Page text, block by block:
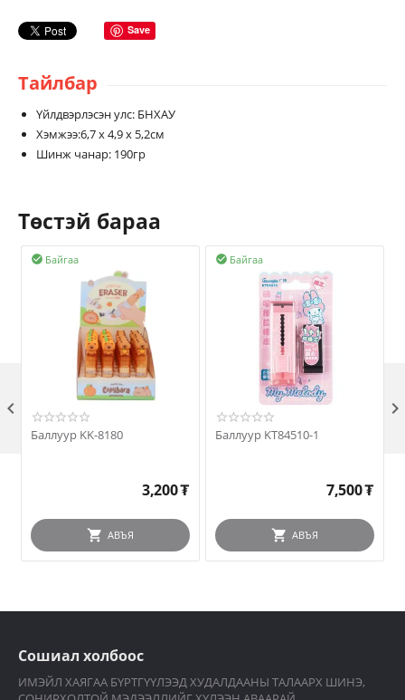
Save
Тайлбар
Үйлдвэрлэсэн улс: БНХАУ
Хэмжээ:6,7 х 4,9 х 5,2см
Шинж чанар: 190гр
Төстэй бараа
Байгаа

Баллуур KK-8180
3,200₮
АВЪЯ
Байгаа

Баллуур KT84510-1
7,500₮
АВЪЯ
 
Сошиал холбоос
ИМЭЙЛ ХАЯГАА БҮРТГҮҮЛЭЭД ХУДАЛДААНЫ ТАЛААРХ ШИНЭ,